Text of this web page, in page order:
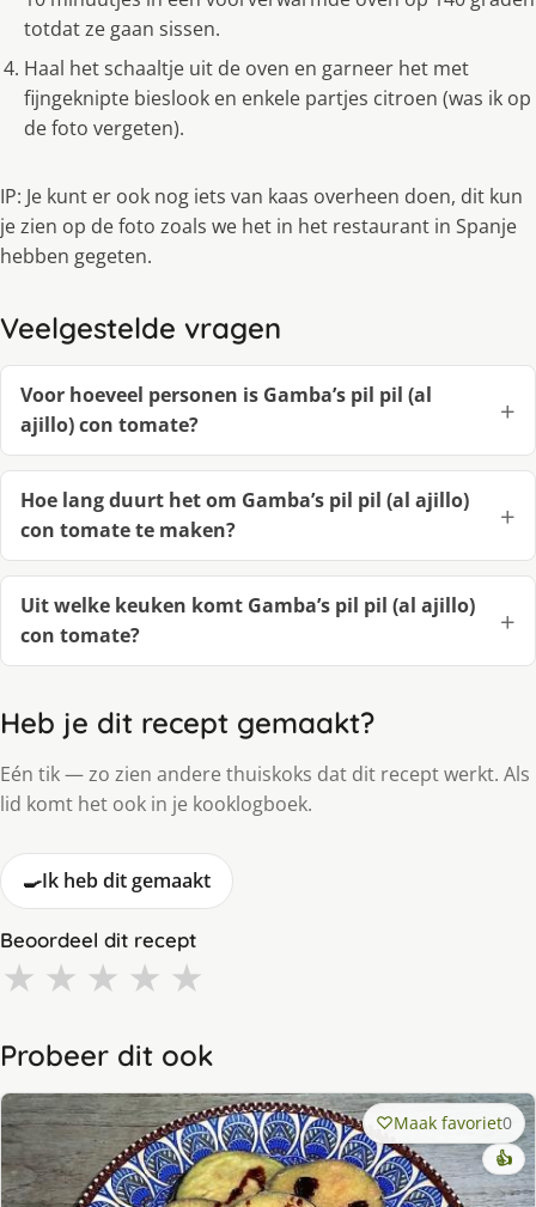
totdat ze gaan sissen.
Haal het schaaltje uit de oven en garneer het met
fijngeknipte bieslook en enkele partjes citroen (was ik op
de foto vergeten).
IP: Je kunt er ook nog iets van kaas overheen doen, dit kun
je zien op de foto zoals we het in het restaurant in Spanje
hebben gegeten.
Veelgestelde vragen
Voor hoeveel personen is Gamba’s pil pil (al
ajillo) con tomate?
Hoe lang duurt het om Gamba’s pil pil (al ajillo)
con tomate te maken?
Uit welke keuken komt Gamba’s pil pil (al ajillo)
con tomate?
Heb je dit recept gemaakt?
Eén tik — zo zien andere thuiskoks dat dit recept werkt. Als
lid komt het ook in je kooklogboek.
🍳Ik heb dit gemaakt
Beoordeel dit recept
★ ★ ★ ★ ★
Probeer dit ook
Maak favoriet0
👍